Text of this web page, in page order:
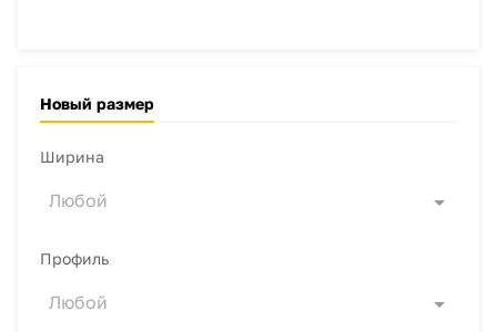
Новый размер
Ширина
Любой
Профиль
Любой